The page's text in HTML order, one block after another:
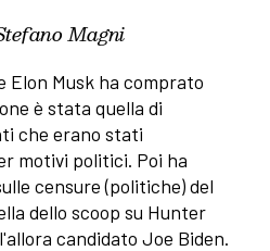
Magni
Elon Musk ha comprato
è stata quella di
che erano stati
motivi politici. Poi ha
censure (politiche) del
dello scoop su Hunter
candidato Joe Biden.